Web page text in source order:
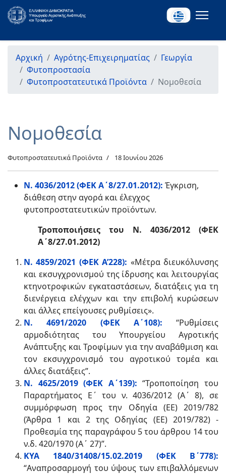
Αρχική Αγρότης-Επιχειρηματίας
Γεωργία
Φυτοπροστασία
Φυτοπροστατευτικά Προϊόντα
Νομοθεσία
Νομοθεσία
Φυτοπροστατευτικά Προϊόντα 18 Ιουνίου 2026
Ν. 4036/2012 (ΦΕΚ Α΄8/27.01.2012): Έγκριση,
διάθεση στην αγορά και έλεγχος
φυτοπροστατευτικών προϊόντων.
Τροποποιήσεις του Ν. 4036/2012 (ΦΕΚ
Α΄8/27.01.2012)
Ν. 4859/2021 (ΦΕΚ Α’228): «Μέτρα διευκόλυνσης
και εκσυγχρονισμού της ίδρυσης και λειτουργίας
κτηνοτροφικών εγκαταστάσεων, διατάξεις για τη
διενέργεια ελέγχων και την επιβολή κυρώσεων
και άλλες επείγουσες ρυθμίσεις».
Ν. 4691/2020 (ΦΕΚ Α΄108): “Ρυθμίσεις
αρμοδιότητας του Υπουργείου Αγροτικής
Ανάπτυξης και Τροφίμων για την αναβάθμιση και
τον εκσυγχρονισμό του αγροτικού τομέα και
άλλες διατάξεις”.
Ν. 4625/2019 (ΦΕΚ Α΄139): “Τροποποίηση του
Παραρτήματος Ε΄ του ν. 4036/2012 (Α΄ 8), σε
συμμόρφωση προς την Οδηγία (ΕΕ) 2019/782
(Άρθρα 1 και 2 της Οδηγίας (ΕΕ) 2019/782) -
Προθεσμία της παραγράφου 5 του άρθρου 14 του
ν.δ. 420/1970 (Α΄ 27)”.
KYA 1840/31408/15.02.2019 (ΦΕΚ Β΄778):
“Αναπροσαρμογή του ύψους των επιβαλλόμενων